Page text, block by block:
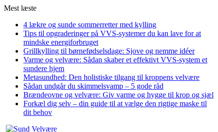
Mest læste
4 lækre og sunde sommerretter med kylling
Tips til opgraderinger på VVS-systemer du kan lave for at
mindske energiforbruget
Grillkylling til børnefødselsdage: Sjove og nemme idéer
Varme og velvære: Sådan skaber et effektivt VVS-system et
sundere hjem
Metasundhed: Den holistiske tilgang til kroppens velvære
Sådan undgår du skimmelsvamp – 5 gode råd
Brændeovne og velvære: Giv varme og hygge til krop og sjæl
Forkæl dig selv – din guide til at vælge den rigtige maske til
dit behov